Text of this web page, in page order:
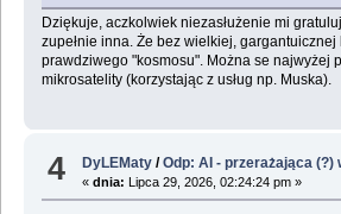
Dziękuje, aczkolwiek niezasłużenie mi
zupełnie inna. Że bez wielkiej,
prawdziwego "kosmosu". Można se najwyżej
mikrosatelity (korzystając z usług np. Muska).
4 DyLEMaty /Odp: AI - przerażająca (?)
«dnia: Lipca 29, 2026, 02:24:24 pm »